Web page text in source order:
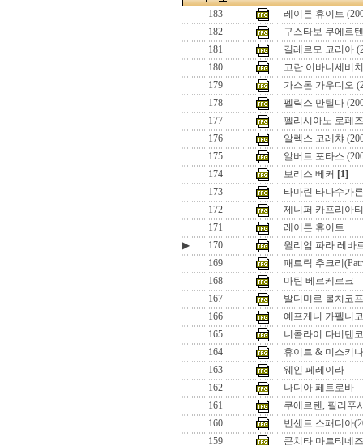
183
레이튼 휴이트
182
구스타보 쿠에르
181
길레르모 코리아
180
고란 이바니세비
179
가스톤 가우디오
178
펠릭스 만틸다
177
펠리시아노 로페
176
알렉스 코레챠
175
알버트 포타스
174
보리스 베커 [1]
173
타마린 타나수가른
172
제니퍼 카프리아
171
레이튼 휴이트
▶
170
윌리엄 파라 레바
169
패트릭 추크리
168
마틴 베르케르크
167
발디미르 볼치코프
166
예프게니 카펠니
165
니콜라이 다비덴코
164
휴이트 & 미스키나
163
웨인 페레이라
162
나디아 페트로바
161
쿠에르텐, 필리푸
160
빈센트 스패디아
159
콘치타 마르티네